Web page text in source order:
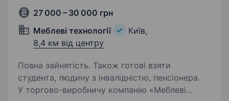
27 000 – 30 000 грн
Меблеві технології
Київ,
8,4 км від центру
Повна зайнятість. Також готові взяти
студента, людину з інвалідністю, пенсіонера.
У торгово-виробничу компанію «Меблеві